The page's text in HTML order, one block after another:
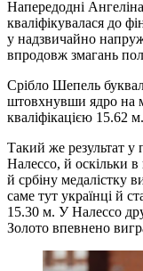
Напередодні
кваліфікувалася до
у надзвичайно
впродовж змагань
Срібло Шепель
штовхнувши ядро на
кваліфікацією 15.62 м.
Такий же результат у
Налессо, й оскільки
й србіну медалістку
саме тут українці й
15.30 м. У Налессо
Золото впевнено